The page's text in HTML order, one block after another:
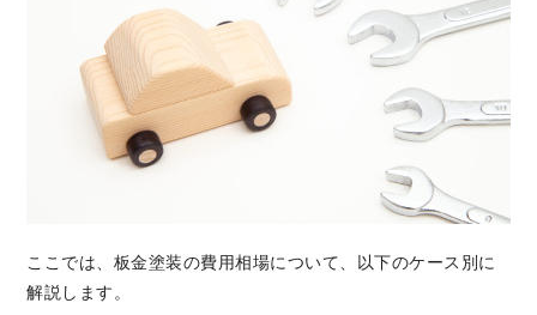
ここでは、板金塗装の費用相場について、以下のケース別に
解説します。